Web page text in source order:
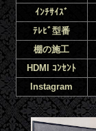
ｲﾝﾁｻｲｽﾞ
ﾃﾚﾋﾞ型番
棚の施工
HDMI ｺﾝｾﾝﾄ
Instagram